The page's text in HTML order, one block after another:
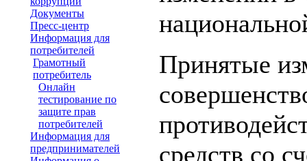
Документы
Пресс-центр
Информация для
потребителей
Грамотный
потребитель
Онлайн
тестирование по
защите прав
потребителей
Информация для
предпринимателей
Принятые
средств со